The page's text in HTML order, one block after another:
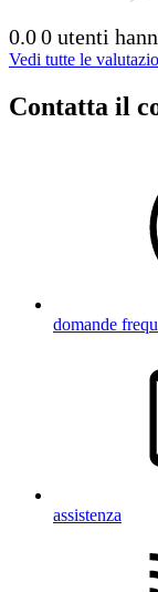
0.00 utenti
Vedi tutte le
Contatta il
domande
assistenza